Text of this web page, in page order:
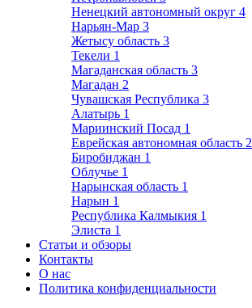
Ненецкий автономный округ 4
Нарьян-Мар 3
Жетысу область 3
Текели 1
Магаданская область 3
Магадан 2
Чувашская Республика 3
Алатырь 1
Мариинский Посад 1
Еврейская автономная область 2
Биробиджан 1
Облучье 1
Нарынская область 1
Нарын 1
Республика Калмыкия 1
Элиста 1
Статьи и обзоры
Контакты
О нас
Политика конфиденциальности